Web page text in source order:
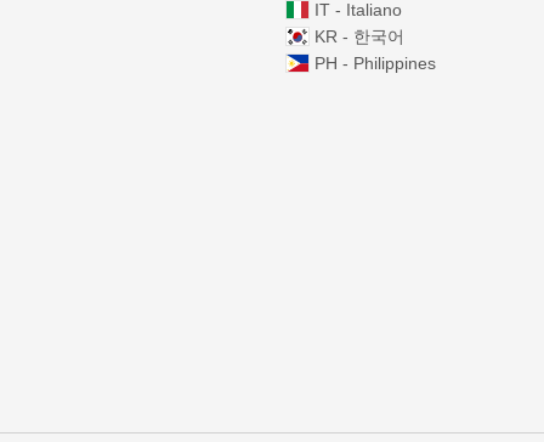
IT - Italiano
KR - 한국어
PH - Philippines